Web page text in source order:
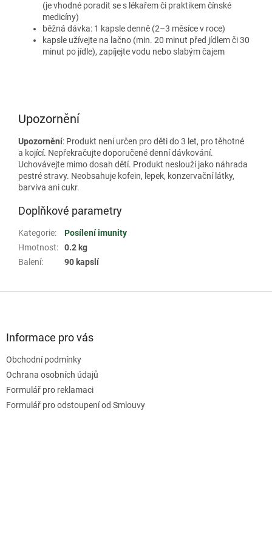
(je vhodné poradit se s lékařem či praktikem čínské
medicíny)
běžná dávka: 1 kapsle denně (2–3 měsíce v roce)
kapsle užívejte na lačno (min. 20 minut před jídlem či 30
minut po jídle), zapíjejte vodu nebo slabým čajem
Upozornění
Upozornění: Produkt není určen pro děti do 3 let, pro těhotné
a kojící. Nepřekračujte doporučené denní dávkování.
Uchovávejte mimo dosah dětí. Produkt neslouží jako náhrada
pestré stravy. Neobsahuje kofein, lepek, konzervační látky,
barviva ani cukr.
Doplňkové parametry
Kategorie:
Posílení imunity
Hmotnost:
0.2 kg
Balení: 90 kapslí
Informace pro vás
Obchodní podmínky
Ochrana osobních údajů
Formulář pro reklamaci
Formulář pro odstoupení od Smlouvy